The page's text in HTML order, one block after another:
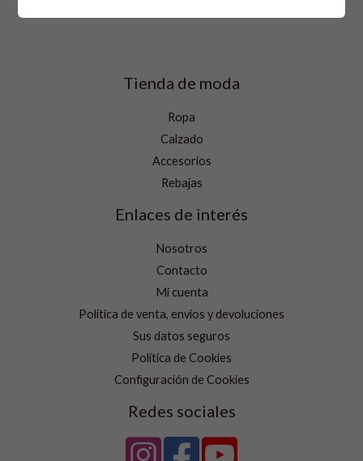
Tienda de moda
Ropa
Calzado
Accesorios
Rebajas
Enlaces de interés
Nosotros
Contacto
Mi cuenta
Política de venta, envíos y devoluciones
Sus datos seguros
Política de Cookies
Configuración de Cookies
Redes sociales